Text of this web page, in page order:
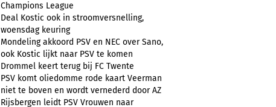
Champions League
Deal Kostic ook in stroomversnelling,
woensdag keuring
Mondeling akkoord PSV en NEC over Sano,
ook Kostic lijkt naar PSV te komen
Drommel keert terug bij FC Twente
PSV komt oliedomme rode kaart Veerman
niet te boven en wordt vernederd door AZ
Rijsbergen leidt PSV Vrouwen naar